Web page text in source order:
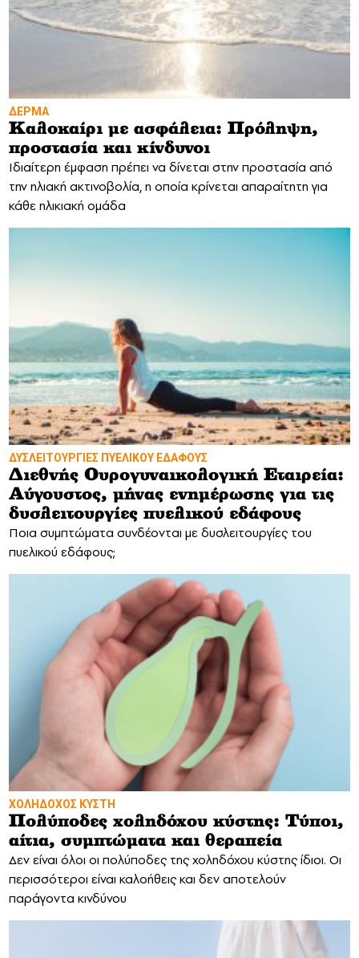
ΔΕΡΜΑ
Καλοκαίρι με ασφάλεια: Πρόληψη,
προστασία και κίνδυνοι
Ιδιαίτερη έμφαση πρέπει να δίνεται στην προστασία από
την ηλιακή ακτινοβολία, η οποία κρίνεται απαραίτητη για
κάθε ηλικιακή ομάδα
ΔΥΣΛΕΙΤΟΥΡΓΙΕΣ ΠΥΕΛΙΚΟΥ ΕΔΑΦΟΥΣ
Διεθνής Ουρογυναικολογική Εταιρεία:
Αύγουστος, μήνας ενημέρωσης για τις
δυσλειτουργίες πυελικού εδάφους
Ποια συμπτώματα συνδέονται με δυσλειτουργίες του
πυελικού εδάφους;
ΧΟΛΗΔΟΧΟΣ ΚΥΣΤΗ
Πολύποδες χοληδόχου κύστης: Τύποι,
αίτια, συμπτώματα και θεραπεία
Δεν είναι όλοι οι πολύποδες της χοληδόχου κύστης ίδιοι. Οι
περισσότεροι είναι καλοήθεις και δεν αποτελούν
παράγοντα κινδύνου